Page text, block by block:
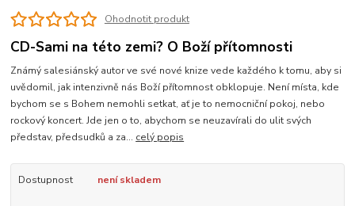
Ohodnotit produkt
CD-Sami na této zemi? O Boží přítomnosti
Známý salesiánský autor ve své nové knize vede každého k tomu, aby si
uvědomil, jak intenzivně nás Boží přítomnost obklopuje. Není místa, kde
bychom se s Bohem nemohli setkat, ať je to nemocniční pokoj, nebo
rockový koncert. Jde jen o to, abychom se neuzavírali do ulit svých
představ, předsudků a za... celý popis
Dostupnost není skladem